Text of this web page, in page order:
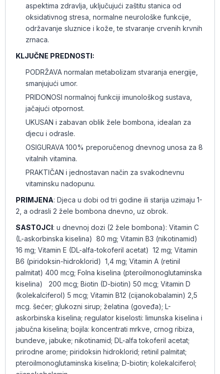
aspektima zdravlja, uključujući zaštitu stanica od
oksidativnog stresa, normalne neurološke funkcije,
održavanje sluznice i kože, te stvaranje crvenih krvnih
zrnaca.
KLJUČNE PREDNOSTI:
PODRŽAVA normalan metabolizam stvaranja energije,
smanjujući umor.
PRIDONOSI normalnoj funkciji imunološkog sustava,
jačajući otpornost.
UKUSAN i zabavan oblik žele bombona, idealan za
djecu i odrasle.
OSIGURAVA 100% preporučenog dnevnog unosa za 8
vitalnih vitamina.
PRAKTIČAN i jednostavan način za svakodnevnu
vitaminsku nadopunu.
PRIMJENA: Djeca u dobi od tri godine ili starija uzimaju 1-
2, a odrasli 2 žele bombona dnevno, uz obrok.
SASTOJCI: u dnevnoj dozi (2 žele bombona): Vitamin C
(L-askorbinska kiselina) 80 mg; Vitamin B3 (nikotinamid)
16 mg; Vitamin E (DL-alfa-tokoferil acetat) 12 mg; Vitamin
B6 (piridoksin-hidroklorid) 1,4 mg; Vitamin A (retinil
palmitat) 400 mcg; Folna kiselina (pteroilmonoglutaminska
kiselina) 200 mcg; Biotin (D-biotin) 50 mcg; Vitamin D
(kolekalciferol) 5 mcg; Vitamin B12 (cijanokobalamin) 2,5
mcg. šećer; glukozni sirup; želatina (goveđa); L-
askorbinska kiselina; regulator kiselosti: limunska kiselina i
jabučna kiselina; bojila: koncentrati mrkve, crnog ribiza,
bundeve, jabuke; nikotinamid; DL-alfa tokoferil acetat;
prirodne arome; piridoksin hidroklorid; retinil palmitat;
pteroilmonoglutaminska kiselina; D-biotin; kolekalciferol;